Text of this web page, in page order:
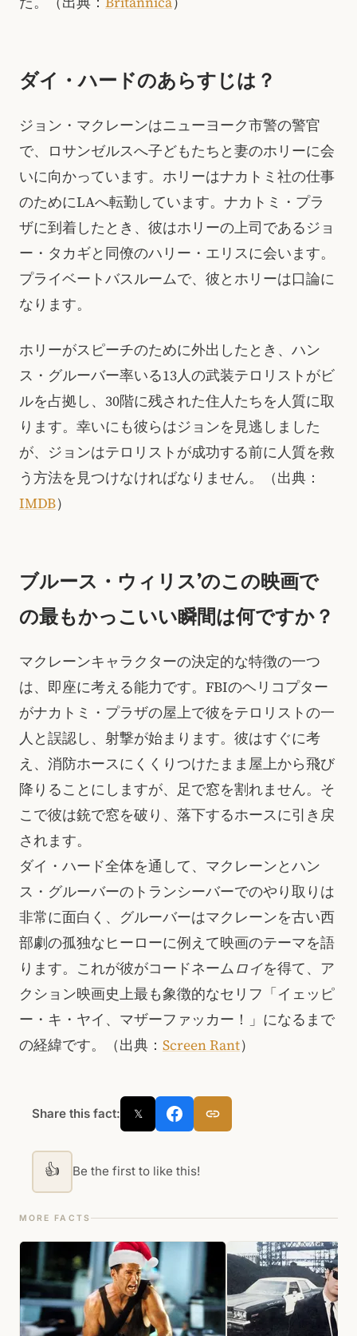
ダイ・ハードのあらすじは？
ジョン・マクレーンはニューヨーク市警の警官
で、ロサンゼルスへ子どもたちと妻のホリーに会
いに向かっています。ホリーはナカトミ社の仕事
のためにLAへ転勤しています。ナカトミ・プラ
ザに到着したとき、彼はホリーの上司であるジョ
ー・タカギと同僚のハリー・エリスに会います。
プライベートバスルームで、彼とホリーは口論に
なります。
ホリーがスピーチのために外出したとき、ハン
ス・グルーバー率いる13人の武装テロリストがビ
ルを占拠し、30階に残された住人たちを人質に取
ります。幸いにも彼らはジョンを見逃しました
が、ジョンはテロリストが成功する前に人質を救
う方法を見つけなければなりません。（出典：
IMDB）
ブルース・ウィリス’のこの映画で
の最もかっこいい瞬間は何ですか？
マクレーンキャラクターの決定的な特徴の一つ
は、即座に考える能力です。FBIのヘリコプター
がナカトミ・プラザの屋上で彼をテロリストの一
人と誤認し、射撃が始まります。彼はすぐに考
え、消防ホースにくくりつけたまま屋上から飛び
降りることにしますが、足で窓を割れません。そ
こで彼は銃で窓を破り、落下するホースに引き戻
されます。
ダイ・ハード全体を通して、マクレーンとハン
ス・グルーバーのトランシーバーでのやり取りは
非常に面白く、グルーバーはマクレーンを古い西
部劇の孤独なヒーローに例えて映画のテーマを語
ります。これが彼がコードネームロイを得て、ア
クション映画史上最も象徴的なセリフ「イェッピ
ー・キ・ヤイ、マザーファッカー！」になるまで
の経緯です。（出典： Screen Rant）
Share this fact: 𝕏
👍 Be the first to like this!
MORE FACTS